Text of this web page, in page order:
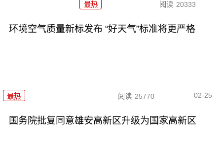
最热 阅读 20333
环境空气质量新标发布 “好天气”标准将更严格
最热 阅读 25770 02-25
国务院批复同意雄安高新区升级为国家高新区